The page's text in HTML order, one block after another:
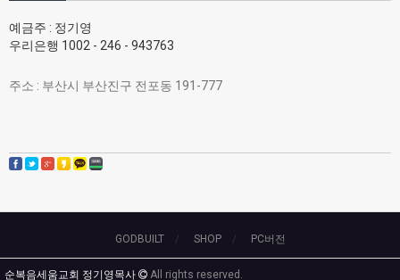
예금주 : 정기영
우리은행 1002 - 246 - 943763
주소 : 부산시 부산진구 전포동 191-777
GODBUILT SHOP PC버전
순복음세움교회 정기영목사 All rights reserved.